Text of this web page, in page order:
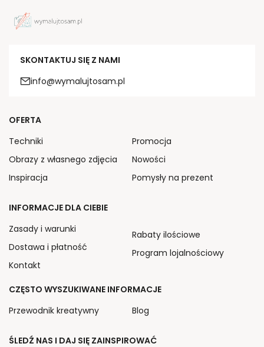
SKONTAKTUJ SIĘ Z NAMI
info@wymalujtosam.pl
ŚLEDŹ NAS I DAJ SIĘ ZAINSPIROWAĆ
OFERTA
Techniki
Obrazy z własnego zdjęcia
Inspiracja
Promocja
Nowości
Pomysły na prezent
INFORMACJE DLA CIEBIE
Zasady i warunki
Dostawa i płatność
Kontakt
Rabaty ilościowe
Program lojalnościowy
CZĘSTO WYSZUKIWANE INFORMACJE
Przewodnik kreatywny
Blog